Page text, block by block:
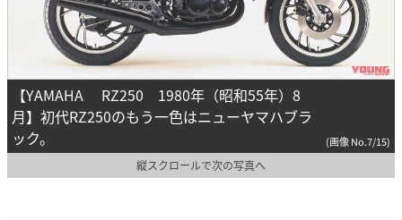
【YAMAHA RZ250 1980年（昭和55年）8
月】初代RZ250のもう一色はニューヤマハブラ
ック。
(画像 No.7/15)
縦スクロールで次の写真へ